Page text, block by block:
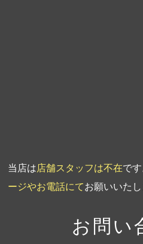
当店は店舗スタッフは不在で
ージやお電話にてお願いいたし
お問い